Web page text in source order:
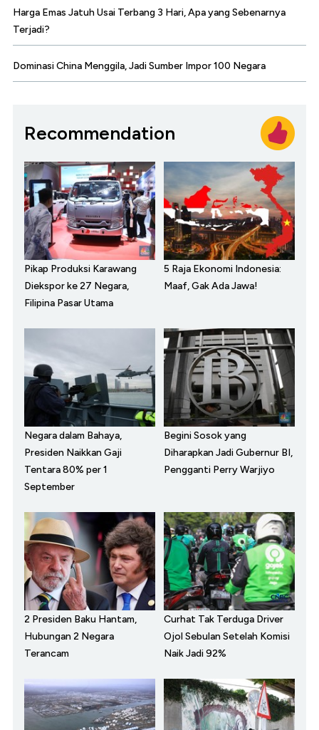
Harga Emas Jatuh Usai Terbang 3 Hari, Apa yang Sebenarnya
Terjadi?
Dominasi China Menggila, Jadi Sumber Impor 100 Negara
Recommendation
Pikap Produksi Karawang
Diekspor ke 27 Negara,
Filipina Pasar Utama
5 Raja Ekonomi Indonesia:
Maaf, Gak Ada Jawa!
Negara dalam Bahaya,
Presiden Naikkan Gaji
Tentara 80% per 1
September
Begini Sosok yang
Diharapkan Jadi Gubernur BI,
Pengganti Perry Warjiyo
2 Presiden Baku Hantam,
Hubungan 2 Negara
Terancam
Curhat Tak Terduga Driver
Ojol Sebulan Setelah Komisi
Naik Jadi 92%